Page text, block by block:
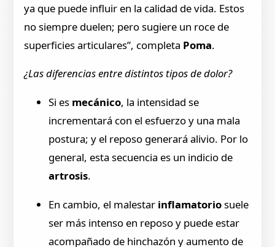
ya que puede influir en la calidad de vida. Estos
no siempre duelen; pero sugiere un roce de
superficies articulares”, completa Poma.
¿Las diferencias entre distintos tipos de dolor?
Si es mecánico, la intensidad se
incrementará con el esfuerzo y una mala
postura; y el reposo generará alivio. Por lo
general, esta secuencia es un indicio de
artrosis.
En cambio, el malestar inflamatoriosuele
ser más intenso en reposo y puede estar
acompañado de hinchazón y aumento de